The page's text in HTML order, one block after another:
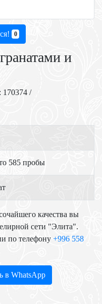
0
и
170374 /
585 пробы
качества вы
сети "Элита".
по телефону +996 558
в WhatsApp